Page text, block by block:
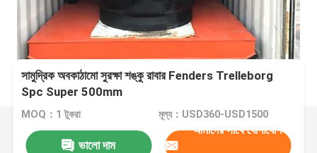
সামুদ্রিক অবকাঠামো সুরক্ষা শঙ্কু রাবার Fenders Trelleborg
Spc Super 500mm
MOQ：1 টুকরা মূল্য：USD360-USD1500
ভালো দাম
আমাদের সাথে যোগাযোগ